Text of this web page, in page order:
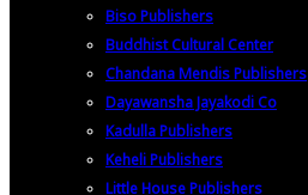
Biso Publishers
Buddhist Cultural Center
Chandana Mendis Publishers
Dayawansha Jayakodi Co
Kadulla Publishers
Keheli Publishers
Little House Publishers